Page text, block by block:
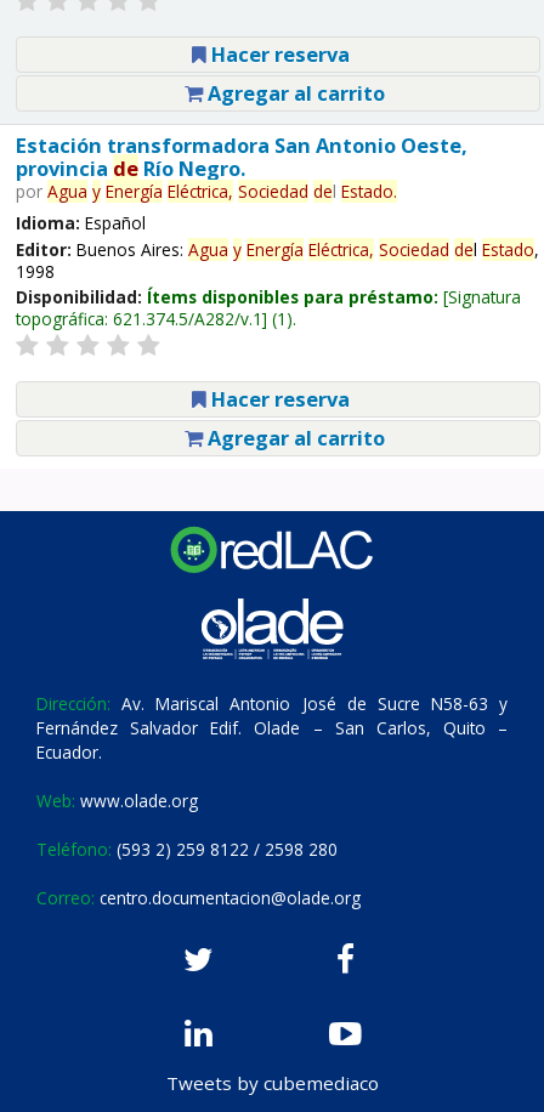
Hacer reserva
Agregar al carrito
Estación transformadora San Antonio Oeste,
provincia deRío Negro.
por Agua y Energía Eléctrica, Sociedad del Estado.
Idioma: Español
Editor: Buenos Aires: Agua y Energía Eléctrica, Sociedad del Estado,
1998
Disponibilidad: Ítems disponibles para préstamo: Signatura
topográfica: 621.374.5/A282/v.1 (1).
Hacer reserva
Agregar al carrito
Dirección: Av. Mariscal Antonio José de Sucre N58-63 y
Fernández Salvador Edif. Olade – San Carlos, Quito –
Ecuador.
Web: www.olade.org
Teléfono: (593 2) 259 8122 / 2598 280
Correo: centro.documentacion@olade.org
Tweets by cubemediaco